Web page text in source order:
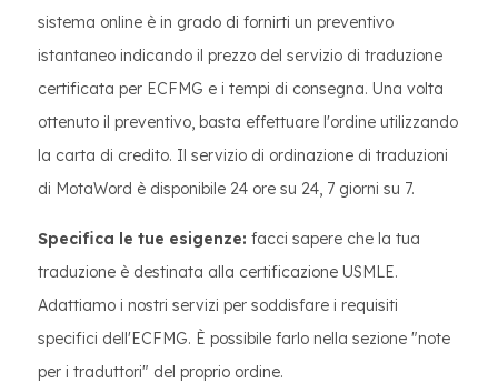
sistema online è in grado di fornirti un preventivo
istantaneo indicando il prezzo del servizio di traduzione
certificata per ECFMG e i tempi di consegna. Una volta
ottenuto il preventivo, basta effettuare l'ordine utilizzando
la carta di credito. Il servizio di ordinazione di traduzioni
di MotaWord è disponibile 24 ore su 24, 7 giorni su 7.
Specifica le tue esigenze: facci sapere che la tua
traduzione è destinata alla certificazione USMLE.
Adattiamo i nostri servizi per soddisfare i requisiti
specifici dell'ECFMG. È possibile farlo nella sezione "note
per i traduttori" del proprio ordine.